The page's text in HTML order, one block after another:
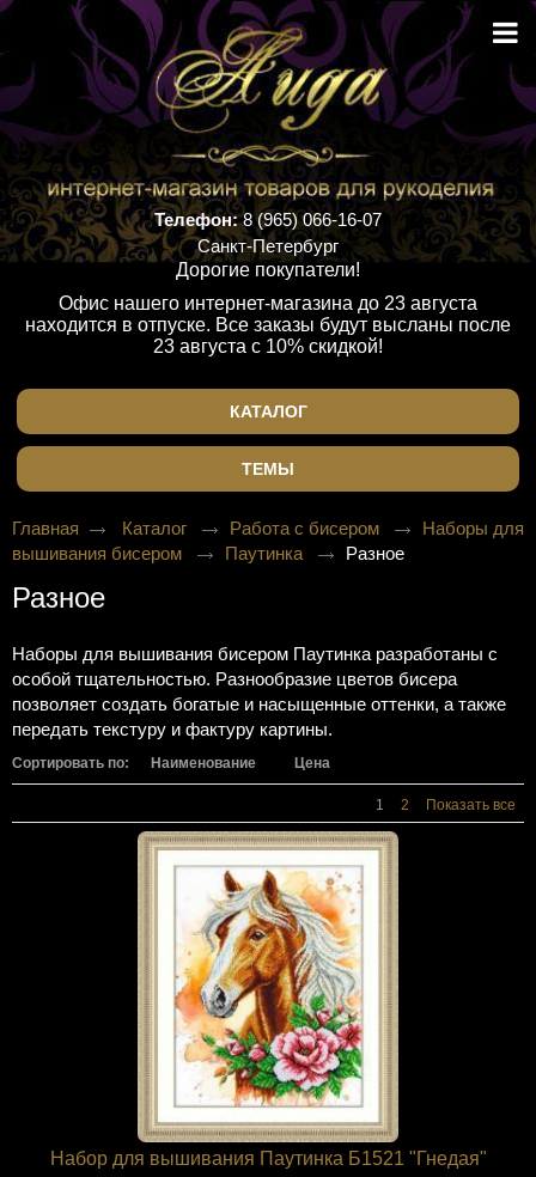
Телефон:8 (965) 066-16-07
Санкт-Петербург
Дорогие покупатели!
Офис нашего интернет-магазина до 23 августа
находится в отпуске. Все заказы будут высланы после
23 августа с 10% скидкой!
КАТАЛОГ
ТЕМЫ
Главная Каталог Работа с бисером
Наборы для
вышивания бисером
Паутинка Разное
Разное
Наборы для вышивания бисером Паутинка разработаны с
особой тщательностью. Разнообразие цветов бисера
позволяет создать богатые и насыщенные оттенки, а также
передать текстуру и фактуру картины.
Сортировать по: Наименование Цена
1 2 Показать все
Набор для вышивания Паутинка Б1521 "Гнедая"